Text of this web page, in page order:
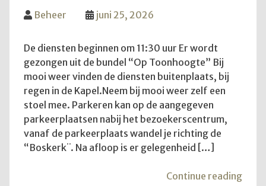
Beheer juni 25, 2026
De diensten beginnen om 11:30 uur Er wordt
gezongen uit de bundel “Op Toonhoogte” Bij
mooi weer vinden de diensten buitenplaats, bij
regen in de Kapel.Neem bij mooi weer zelf een
stoel mee. Parkeren kan op de aangegeven
parkeerplaatsen nabij het bezoekerscentrum,
vanaf de parkeerplaats wandel je richting de
“Boskerk¨. Na afloop is er gelegenheid […]
Continue reading